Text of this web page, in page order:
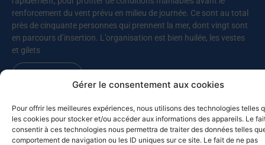
Gérer le consentement aux cookies
Pour offrir les meilleures expériences, nous utilisons des technologies telles
les cookies pour stocker et/ou accéder aux informations des appareils. Le
consentir à ces technologies nous permettra de traiter des données telles
comportement de navigation ou les ID uniques sur ce site. Le fait de ne pas
renforcement du vent prévu en milieu de journée. Ce sont au total
près de cinquante personnes qui prennent la mer, dont vingt sont
en parcours d’insertion. L’organisation est bien huilée, les vestes
et gilets
MED-SOL-26 – Retour au port
10 juillet 2026